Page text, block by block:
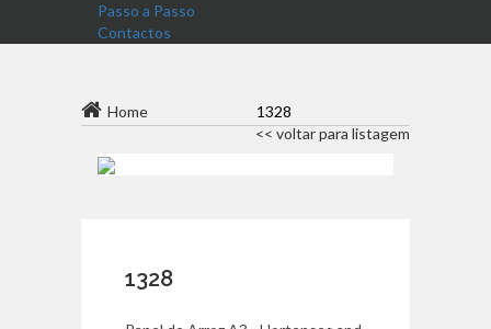
Passo a Passo
Contactos
Home
1328
<< voltar para listagem
1328